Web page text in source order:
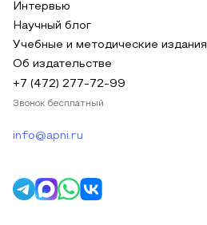
Интервью
Научный блог
Учебные и методические издания
Об издательстве
+7 (472) 277-72-99
Звонок бесплатный
info@apni.ru